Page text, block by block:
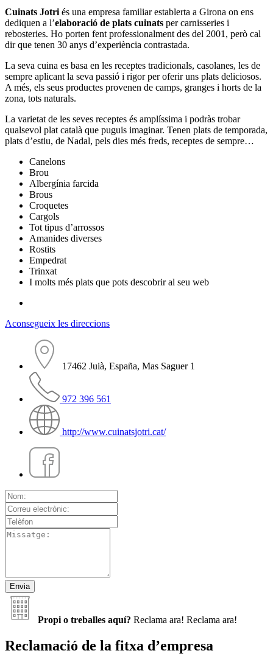
Cuinats Jotri és una empresa familiar establerta a Girona on ens
dediquen a l’elaboració de plats cuinats per carnisseries i
rebosteries. Ho porten fent professionalment des del 2001, però cal
dir que tenen 30 anys d’experiència contrastada.
La seva cuina es basa en les receptes tradicionals, casolanes, les de
sempre aplicant la seva passió i rigor per oferir uns plats deliciosos.
A més, els seus productes provenen de camps, granges i horts de la
zona, tots naturals.
La varietat de les seves receptes és amplíssima i podràs trobar
qualsevol plat català que puguis imaginar. Tenen plats de temporada,
plats d’estiu, de Nadal, pels dies més freds, receptes de sempre…
Canelons
Brou
Albergínia farcida
Brous
Croquetes
Cargols
Tot tipus d’arrossos
Amanides diverses
Rostits
Empedrat
Trinxat
I molts més plats que pots descobrir al seu web
Aconsegueix les direccions
17462 Juià, España, Mas Saguer 1
972 396 561
http://www.cuinatsjotri.cat/
Propi o treballes aquí? Reclama ara! Reclama ara!
Reclamació de la fitxa d’empresa